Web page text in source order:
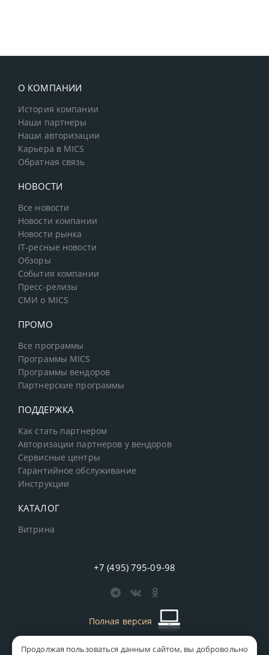
Продолжая пользоваться данным сайтом, вы добровольно
О КОМПАНИИ
История компании
Наши партнеры
Наши авторизации
Карьера в MICS
Обратная связь
НОВОСТИ
Все новости
Новости компании
Новости рынка
IT-ресные новости
Обзоры
События компании
Пресс-релизы
СМИ о MICS
ПРОМО
Все программы
Программы MICS
Программы вендоров
Партнерские программы
ПОДДЕРЖКА
Как стать партнером
Авторизации партнеров у вендоров
Сервисные центры
Гарантийное обслуживание
Инструкции
КАТАЛОГ
Витрина
+7 (495) 795-09-98
Полная версия
старая версия сайтаMICS